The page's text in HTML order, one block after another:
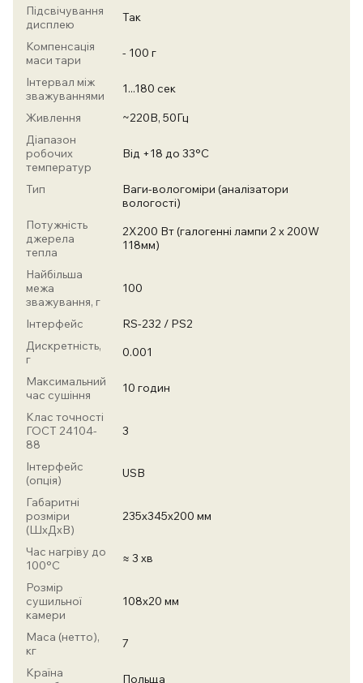
Підсвічування
дисплею
Так
Компенсація
маси тари
- 100 г
Інтервал між
зважуваннями
1...180 сек
Живлення
~220В, 50Гц
Діапазон
робочих
температур
Від +18 до 33°С
Тип
Ваги-вологоміри (аналізатори
вологості)
Потужність
джерела
тепла
2Х200 Вт (галогенні лампи 2 х 200W
118мм)
Найбільша
межа
зважування, г
100
Інтерфейс
RS-232 / PS2
Дискретність,
г
0.001
Максимальний
час сушіння
10 годин
Клас точності
ГОСТ 24104-
88
3
Інтерфейс
(опція)
USB
Габаритні
розміри
(ШхДхВ)
235х345х200 мм
Час нагріву до
100°С
≈ 3 хв
Розмір
сушильної
камери
108х20 мм
Маса (нетто),
кг
7
Країна
Польща